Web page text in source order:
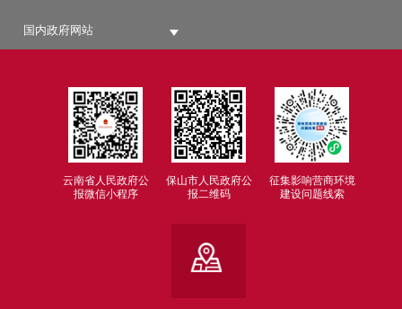
国内政府网站
云南省人民政府公
报微信小程序
保山市人民政府公
报二维码
征集影响营商环境
建设问题线索